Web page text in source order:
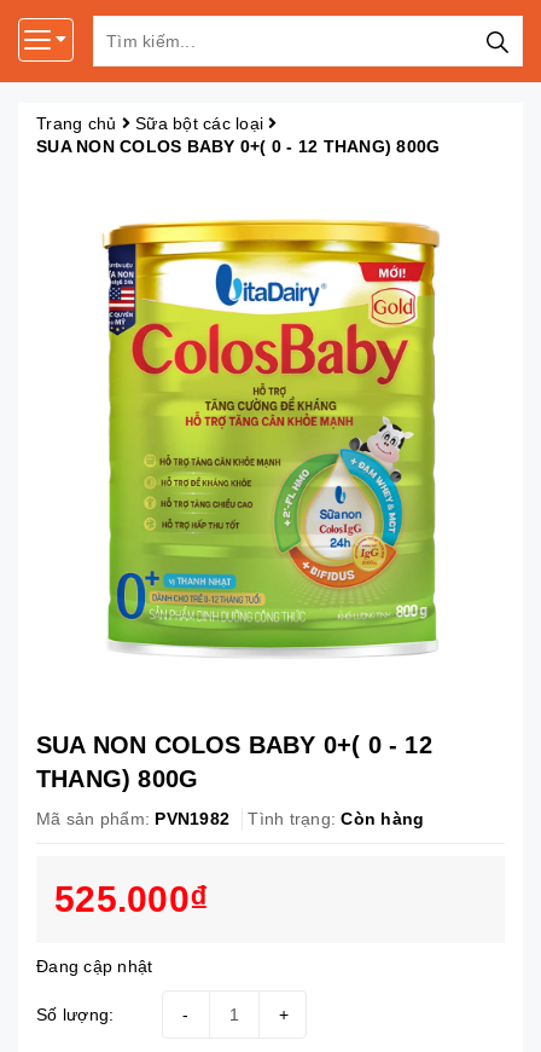
Trang chủ
Sữa bột các loại
SUA NON COLOS BABY 0+( 0 - 12 THANG) 800G
SUA NON COLOS BABY 0+( 0 - 12
THANG) 800G
Mã sản phẩm: PVN1982 Tình trạng: Còn hàng
525.000₫
Đang cập nhật
Số lượng: +
-